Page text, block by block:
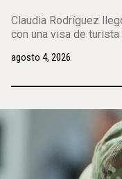
Claudia Rodríguez
con una visa de
agosto 4, 2026